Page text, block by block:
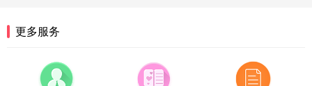
山东-青岛 138****9975
7分钟前
更多服务